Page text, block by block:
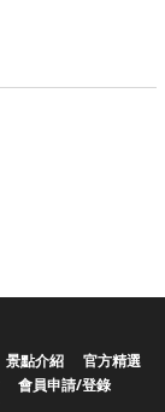
景點介紹
官方精選
會員申請/登錄